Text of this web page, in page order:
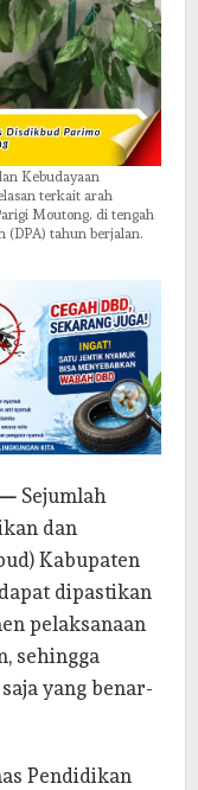
Kebudayaan
terkait arah
Moutong, di tengah
(DPA) tahun berjalan.
Sejumlah
dan
Kabupaten
dipastikan
pelaksanaan
sehingga
yang benar-
Pendidikan